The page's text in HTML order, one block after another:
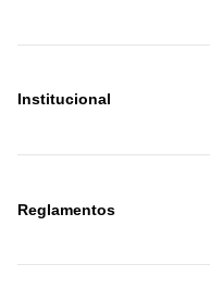
Institucional
Reglamentos